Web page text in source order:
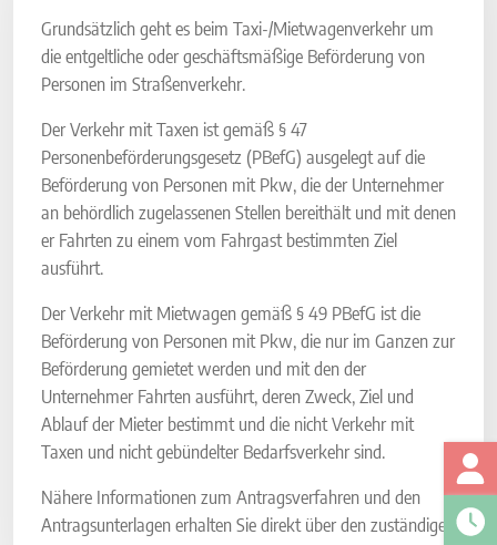
Grundsätzlich geht es beim Taxi-/Mietwagenverkehr um
die entgeltliche oder geschäftsmäßige Beförderung von
Personen im Straßenverkehr.
Der Verkehr mit Taxen ist gemäß § 47
Personenbeförderungsgesetz (PBefG) ausgelegt auf die
Beförderung von Personen mit Pkw, die der Unternehmer
an behördlich zugelassenen Stellen bereithält und mit denen
er Fahrten zu einem vom Fahrgast bestimmten Ziel
ausführt.
Der Verkehr mit Mietwagen gemäß § 49 PBefG ist die
Beförderung von Personen mit Pkw, die nur im Ganzen zur
Beförderung gemietet werden und mit den der
Unternehmer Fahrten ausführt, deren Zweck, Ziel und
Ablauf der Mieter bestimmt und die nicht Verkehr mit
Taxen und nicht gebündelter Bedarfsverkehr sind.
Nähere Informationen zum Antragsverfahren und den
Antragsunterlagen erhalten Sie direkt über den zuständigen